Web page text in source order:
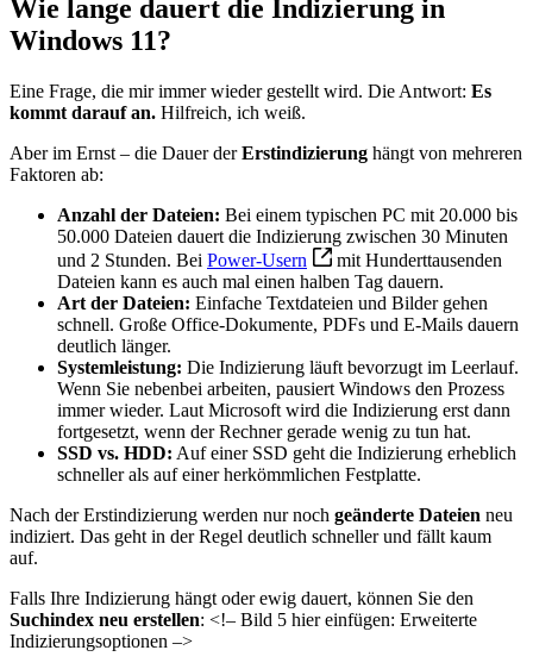
Wie lange dauert die Indizierung in
Windows 11?
Eine Frage, die mir immer wieder gestellt wird. Die Antwort: Es
kommt darauf an. Hilfreich, ich weiß.
Aber im Ernst – die Dauer derErstindizierung hängt von mehreren
Faktoren ab:
Anzahl der Dateien: Bei einem typischen PC mit 20.000 bis
50.000 Dateien dauert die Indizierung zwischen 30 Minuten
und 2 Stunden. Bei Power-Usern
mit Hunderttausenden
Dateien kann es auch mal einen halben Tag dauern.
Art der Dateien: Einfache Textdateien und Bilder gehen
schnell. Große Office-Dokumente, PDFs und E-Mails dauern
deutlich länger.
Systemleistung: Die Indizierung läuft bevorzugt im Leerlauf.
Wenn Sie nebenbei arbeiten, pausiert Windows den Prozess
immer wieder. Laut Microsoft wird die Indizierung erst dann
fortgesetzt, wenn der Rechner gerade wenig zu tun hat.
SSD vs. HDD: Auf einer SSD geht die Indizierung erheblich
schneller als auf einer herkömmlichen Festplatte.
Nach der Erstindizierung werden nur noch geänderte Dateien neu
indiziert. Das geht in der Regel deutlich schneller und fällt kaum
auf.
Falls Ihre Indizierung hängt oder ewig dauert, können Sie den
Suchindex neu erstellen: <!– Bild 5 hier einfügen: Erweiterte
Indizierungsoptionen –>